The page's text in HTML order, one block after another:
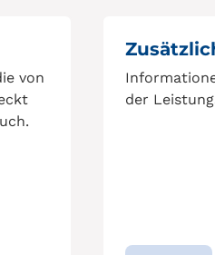
von
der